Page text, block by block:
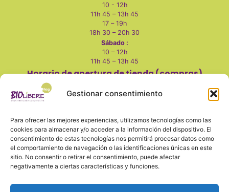
Gestionar consentimiento
Para ofrecer las mejores experiencias, utilizamos tecnologías como las
cookies para almacenar y/o acceder a la información del dispositivo. El
consentimiento de estas tecnologías nos permitirá procesar datos como
el comportamiento de navegación o las identificaciones únicas en este
sitio. No consentir o retirar el consentimiento, puede afectar
negativamente a ciertas características y funciones.
10 - 12h
11h 45 – 13h 45
17 – 19h
18h 30 – 20h 30
Sábado :
10 – 12h
11h 45 – 13h 45
Horario de apertura de tienda (compras)
Sábados:
10 - 14h
Lunes, domingo y festivos cerrado